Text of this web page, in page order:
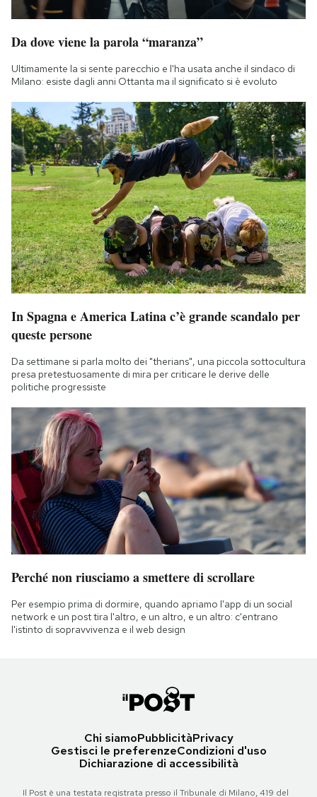
Da dove viene la parola “maranza”
Ultimamente la si sente parecchio e l'ha usata anche il sindaco di
Milano: esiste dagli anni Ottanta ma il significato si è evoluto
In Spagna e America Latina c’è grande scandalo per
queste persone
Da settimane si parla molto dei "therians", una piccola sottocultura
presa pretestuosamente di mira per criticare le derive delle
politiche progressiste
Perché non riusciamo a smettere di scrollare
Per esempio prima di dormire, quando apriamo l'app di un social
network e un post tira l'altro, e un altro, e un altro: c'entrano
l'istinto di sopravvivenza e il web design
Chi siamoPubblicitàPrivacy
Gestisci le preferenzeCondizioni d'uso
Dichiarazione di accessibilità
Il Post è una testata registrata presso il Tribunale di Milano, 419 del